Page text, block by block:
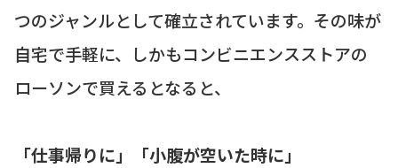
つのジャンルとして確立されています。その味が
自宅で手軽に、しかもコンビニエンスストアの
ローソンで買えるとなると、
「仕事帰りに」「小腹が空いた時に」